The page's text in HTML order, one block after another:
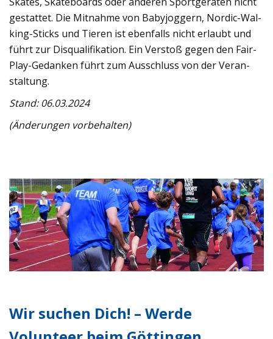
gestat­tet. Die Mit­nahme von Baby­jog­gern, Nor­dic-Wal­
king-Sticks und Tie­ren ist eben­falls nicht erlaubt und
führt zur Dis­qua­li­fi­ka­tion. Ein Ver­stoß gegen den Fair-
Play-Gedan­ken führt zum Aus­schluss von der Ver­an­
stal­tung.
Stand: 06.03.2024
(Ände­run­gen vor­be­hal­ten)
Wir suchen Dich! – Werde